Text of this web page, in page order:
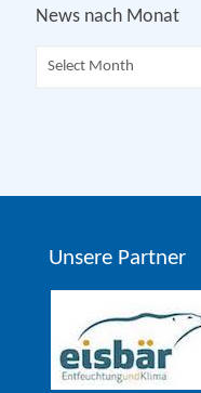
News nach Monat
Unsere Partner